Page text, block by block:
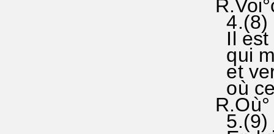
4.(8)
Il est
qui
et
où
5.(9)